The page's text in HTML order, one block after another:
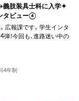
肢装具士科に入学✦
タビュー④
広報課です。学生インタ
弾！今回も、進路迷い中の
4年制